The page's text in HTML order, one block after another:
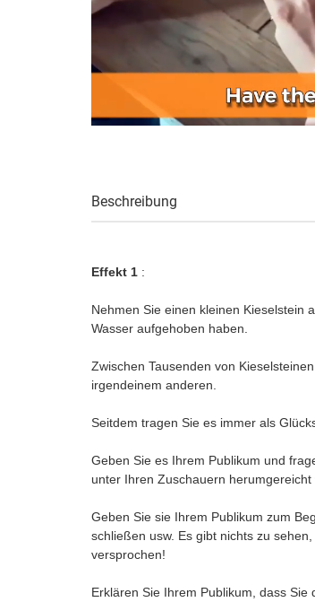
Beschreibung
Effekt 1 :
Nehmen Sie einen kleinen Kieselstein
Wasser aufgehoben haben.
Zwischen Tausenden von
irgendeinem anderen.
Seitdem tragen Sie es immer als
Geben Sie es Ihrem Publikum und
unter Ihren Zuschauern
Geben Sie sie Ihrem Publikum zum
schließen usw. Es gibt nichts zu
versprochen!
Erklären Sie Ihrem Publikum, dass